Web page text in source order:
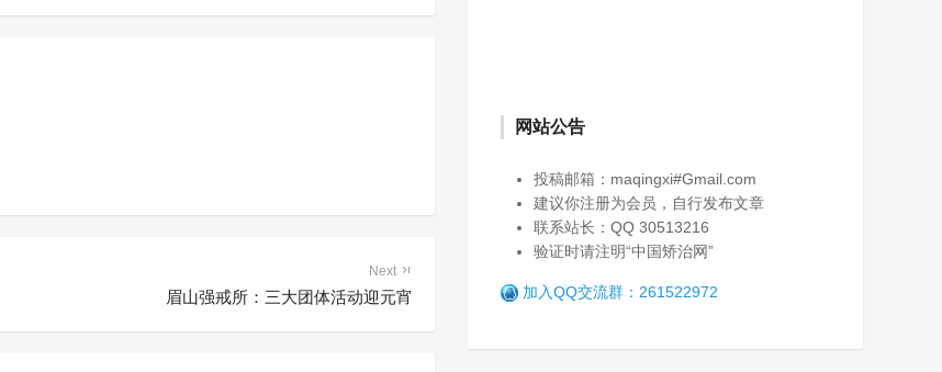
Next
眉山强戒所：三大团体活动迎元宵
网站公告
投稿邮箱：maqingxi#Gmail.com
建议你注册为会员，自行发布文章
联系站长：QQ 30513216
验证时请注明“中国矫治网”
加入QQ交流群：261522972